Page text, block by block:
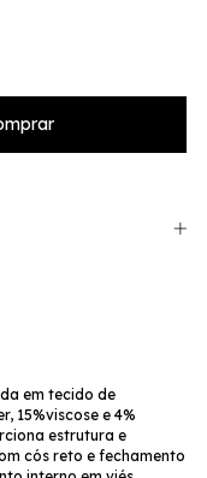
em tecido de
15%viscose e 4%
estrutura e
cós reto e fechamento